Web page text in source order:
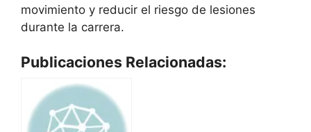
movimiento y reducir el riesgo de lesiones
durante la carrera.
Publicaciones Relacionadas: